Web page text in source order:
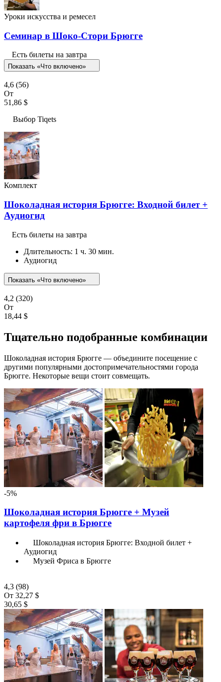
Уроки искусства и ремесел
Семинар в Шоко-Стори Брюгге
Есть билеты на завтра
Показать «Что включено»
4,6 (56)
От
51,86 $
Выбор Tiqets
Комплект
Шоколадная история Брюгге: Входной билет +
Аудиогид
Есть билеты на завтра
Длительность: 1 ч. 30 мин.
Аудиогид
Показать «Что включено»
4,2 (320)
От
18,44 $
Тщательно подобранные комбинации
Шоколадная история Брюгге — объедините посещение с
другими популярными достопримечательностями города
Брюгге. Некоторые вещи стоит совмещать.
-5%
Шоколадная история Брюгге + Музей
картофеля фри в Брюгге
Шоколадная история Брюгге: Входной билет +
Аудиогид
Музей Фриса в Брюгге
4,3 (98)
От 32,27 $
30,65 $